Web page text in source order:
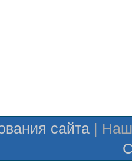
сайта| Наш